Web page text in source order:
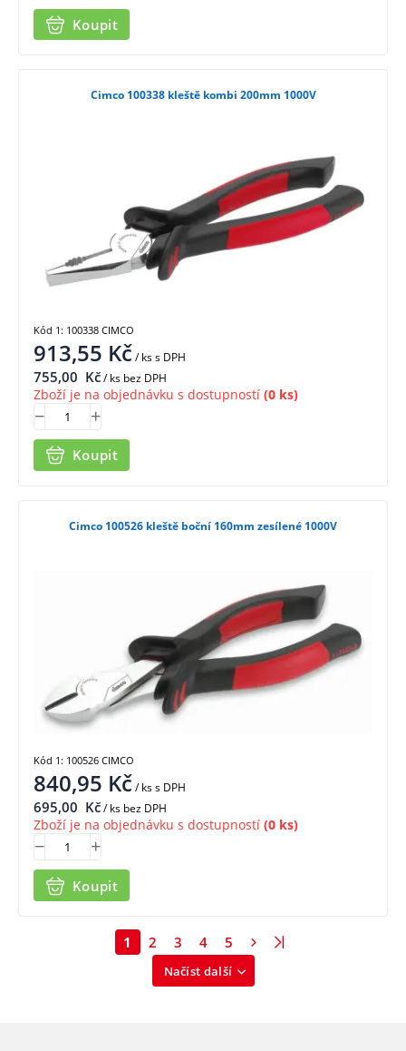
Koupit
Cimco 100338 kleště kombi 200mm 1000V
913,55 Kč/ kss DPH
755,00 Kč/ ks bez DPH
Zboží je na objednávku s dostupností (0 ks)
Koupit
Kód 1: 100338 CIMCO
Cimco 100526 kleště boční 160mm zesílené 1000V
840,95 Kč/ kss DPH
695,00 Kč/ ks bez DPH
Zboží je na objednávku s dostupností (0 ks)
Koupit
Kód 1: 100526 CIMCO
Načíst další
1 2 3 4 5